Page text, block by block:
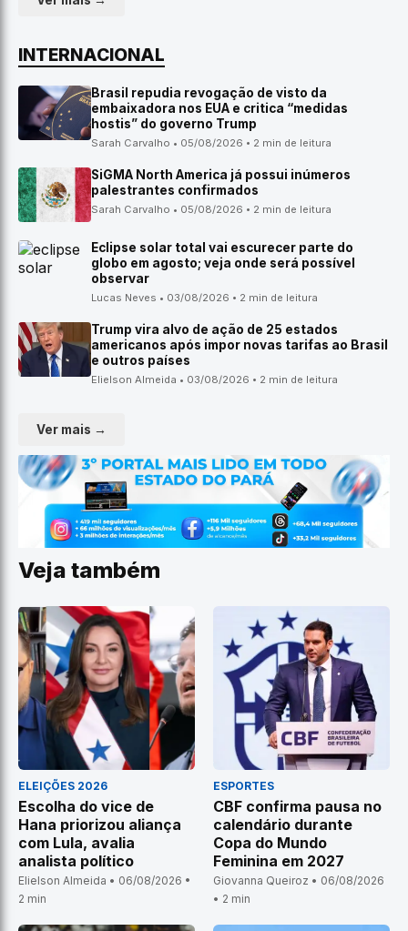
INTERNACIONAL
Brasil repudia revogação de visto da
embaixadora nos EUA e critica “medidas
hostis” do governo Trump
Sarah Carvalho • 05/08/2026 • 2 min de leitura
SiGMA North America já possui inúmeros
palestrantes confirmados
Sarah Carvalho • 05/08/2026 • 2 min de leitura
Eclipse solar total vai escurecer parte do
globo em agosto; veja onde será possível
observar
Lucas Neves • 03/08/2026 • 2 min de leitura
Trump vira alvo de ação de 25 estados
americanos após impor novas tarifas ao Brasil
e outros países
Elielson Almeida • 03/08/2026 • 2 min de leitura
Ver mais →
Veja também
ELEIÇÕES 2026
Escolha do vice de
Hana priorizou aliança
com Lula, avalia
analista político
Elielson Almeida • 06/08/2026 •
2 min
ESPORTES
CBF confirma pausa no
calendário durante
Copa do Mundo
Feminina em 2027
Giovanna Queiroz • 06/08/2026
• 2 min